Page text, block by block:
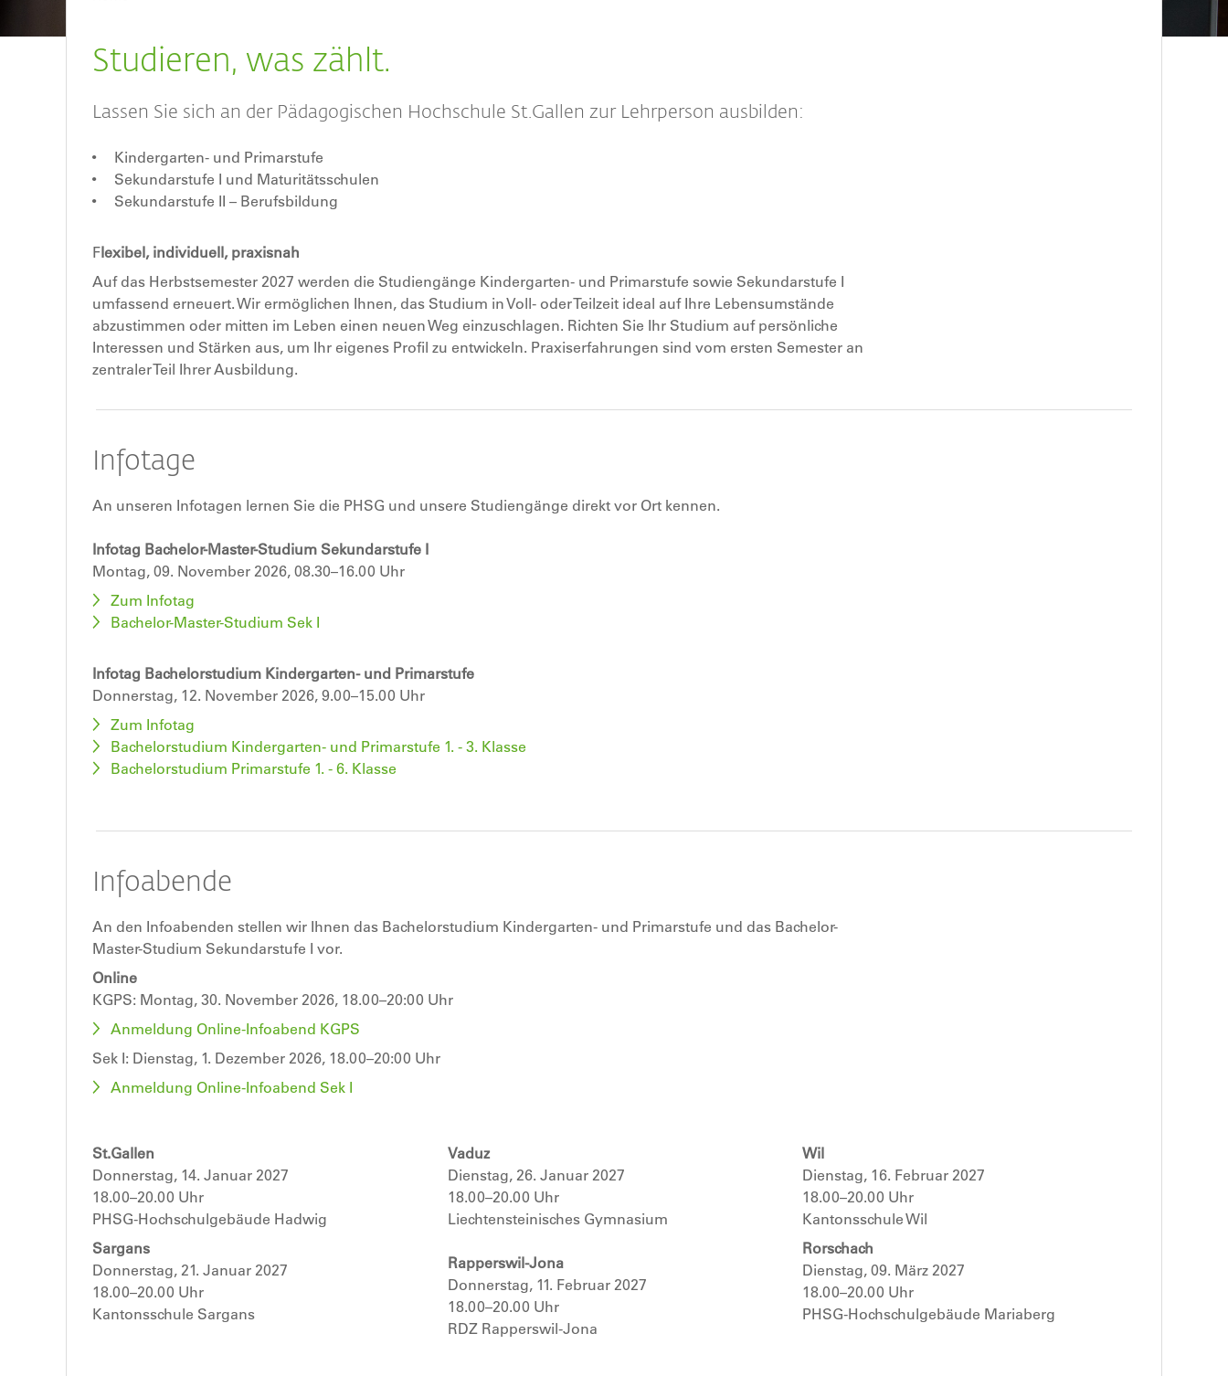
Studieren, was zählt.
Lassen Sie sich an der Pädagogischen Hochschule St.Gallen zur Lehrperson ausbilden:
Kindergarten- und Primarstufe
Sekundarstufe I und Maturitätsschulen
Sekundarstufe II – Berufsbildung
Flexibel, individuell, praxisnah
Auf das Herbstsemester 2027 werden die Studiengänge Kindergarten- und Primarstufe sowie Sekundarstufe I
umfassend erneuert. Wir ermöglichen Ihnen, das Studium in Voll- oder Teilzeit ideal auf Ihre Lebensumstände
abzustimmen oder mitten im Leben einen neuen Weg einzuschlagen. Richten Sie Ihr Studium auf persönliche
Interessen und Stärken aus, um Ihr eigenes Profil zu entwickeln. Praxiserfahrungen sind vom ersten Semester an
zentraler Teil Ihrer Ausbildung.
Infotage
An unseren Infotagen lernen Sie die PHSG und unsere Studiengänge direkt vor Ort kennen.
Infotag Bachelor-Master-Studium Sekundarstufe I
Montag, 09. November 2026, 08.30–16.00 Uhr
Zum Infotag
Bachelor-Master-Studium Sek I
Infotag Bachelorstudium Kindergarten- und Primarstufe
Donnerstag, 12. November 2026, 9.00–15.00 Uhr
Zum Infotag
Bachelorstudium Kindergarten- und Primarstufe 1. - 3. Klasse
Bachelorstudium Primarstufe 1. - 6. Klasse
Infoabende
An den Infoabenden stellen wir Ihnen das Bachelorstudium Kindergarten- und Primarstufe und das Bachelor-
Master-Studium Sekundarstufe I vor.
Online
KGPS: Montag, 30. November 2026, 18.00–20:00 Uhr
Anmeldung Online-Infoabend KGPS
Sek I: Dienstag, 1. Dezember 2026, 18.00–20:00 Uhr
Anmeldung Online-Infoabend Sek I
St.Gallen
Donnerstag, 14. Januar 2027
18.00–20.00 Uhr
PHSG-Hochschulgebäude Hadwig
Sargans
Donnerstag, 21. Januar 2027
18.00–20.00 Uhr
Kantonsschule Sargans
Vaduz
Dienstag, 26. Januar 2027
18.00–20.00 Uhr
Liechtensteinisches Gymnasium
Rapperswil-Jona
Donnerstag, 11. Februar 2027
18.00–20.00 Uhr
RDZ Rapperswil-Jona
Wil
Dienstag, 16. Februar 2027
18.00–20.00 Uhr
Kantonsschule Wil
Rorschach
Dienstag, 09. März 2027
18.00–20.00 Uhr
PHSG-Hochschulgebäude Mariaberg